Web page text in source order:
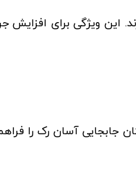
ویژگی برای افزایش
آسان رک را